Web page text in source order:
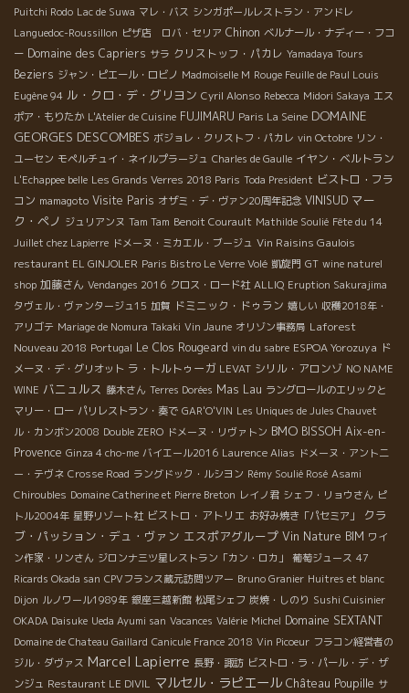
Puitchi Rodo Lac de Suwa マレ・バス シンガポールレストラン・アンドレ
Languedoc-Roussillon ピザ店 ロバ・セリア Chinon ベルナール・ナディー・フコ
ー Domaine des Capriers サラ クリストッフ・パカレ Yamadaya Tours
Beziers ジャン・ピエール・ロビノ Madmoiselle M Rouge Feuille de Paul Louis
Eugène 94 ル・クロ・デ・グリヨン Cyril Alonso Rebecca Midori Sakaya エス
ポア・もりたか L'Atelier de Cuisine FUJIMARU Paris La Seine DOMAINE
GEORGES DESCOMBES ボジョレ・クリストフ・パカレ vin Octobre リン・
ユーセン モペルチュイ・ネイルプラージュ Charles de Gaulle イヤン・ベルトラン
L'Echappee belle Les Grands Verres 2018 Paris Toda President ビストロ・フラ
コン mamagoto Visite Paris オザミ・デ・ヴァン20周年記念 VINISUD マー
ク・ペノ ジュリアンヌ Tam Tam Benoit Courault Mathilde Soulié Fête du 14
Juillet chez Lapierre ドメーヌ・ミカエル・ブージュ Vin Raisins Gaulois
restaurant EL GINJOLER Paris Bistro Le Verre Volé 凱旋門 GT wine naturel
shop 加藤さん Vendanges 2016 クロス・ロード社 ALLIQ Eruption Sakurajima
タヴェル・ヴァンタージュ15 加賀 ドミニック・ドゥラン 嬉しい 収穫2018年・
アリゴテ Mariage de Nomura Takaki Vin Jaune オリゾン事務局 Laforest
Nouveau 2018 Portugal Le Clos Rougeard vin du sabre ESPOA Yorozuya ド
メーヌ・デ・グリオット ラ・トルトゥーガ LEVAT シリル・アロンゾ NO NAME
WINE バニュルス 藤木さん Terres Dorées Mas Lau ラングロールのエリックと
マリー・ロー パリレストラン・奏で GAR'O'VIN Les Uniques de Jules Chauvet
ル・カンボン2008 Double ZERO ドメーヌ・リヴァトン BMO BISSOH Aix-en-
Provence Ginza 4 cho-me バイエール2016 Laurence Alias ドメーヌ・アント二
ー・テヴネ Crosse Road ラングドック・ルシヨン Rémy Soulié Rosé Asami
Chiroubles Domaine Catherine et Pierre Breton レイノ君 シェフ・リョウさん ピ
トル2004年 星野リゾート社 ビストロ・アトリエ お好み焼き「パセミア」
クラ
ブ・パッション・デュ・ヴァン エスポアグループ Vin Nature BIM ワイ
ン作家・リンさん ジロンナ三ツ星レストラン「カン・ロカ」 葡萄ジュース 47
Ricards Okada san CPVフランス蔵元訪問ツアー Bruno Granier Huitres et blanc
Dijon ルノワール1989年 銀座三越新館 松尾シェフ 炭焼・しのり Sushi Cuisinier
OKADA Daisuke Ueda Ayumi san Vacances Valérie Michel Domaine SEXTANT
Domaine de Chateau Gaillard Canicule France 2018 Vin Picoeur フラコン経営者の
ジル・ダヴァス Marcel Lapierre 長野・諏訪 ビストロ・ラ・パール・デ・ザ
ンジュ Restaurant LE DIVIL マルセル・ラピエール Château Poupille サ